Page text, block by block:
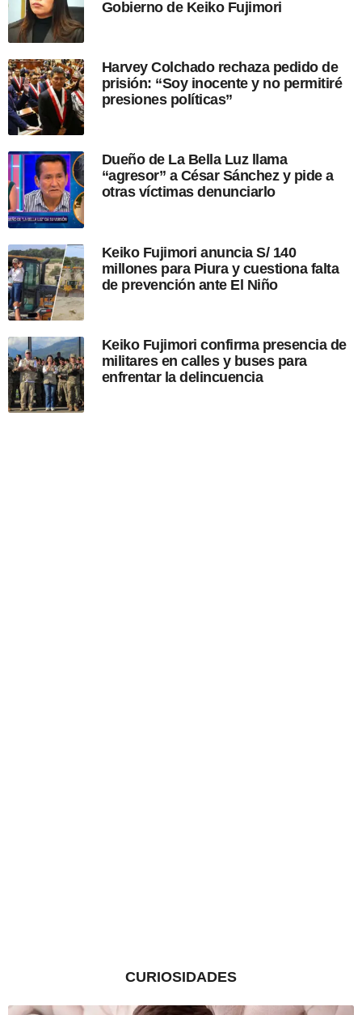
d
p
u
b
a
c
Gobierno de Keiko Fujimori
Harvey Colchado rechaza pedido de
prisión: “Soy inocente y no permitiré
presiones políticas”
Dueño de La Bella Luz llama
“agresor” a César Sánchez y pide a
otras víctimas denunciarlo
Keiko Fujimori anuncia S/ 140
millones para Piura y cuestiona falta
de prevención ante El Niño
Keiko Fujimori confirma presencia de
militares en calles y buses para
enfrentar la delincuencia
CURIOSIDADES